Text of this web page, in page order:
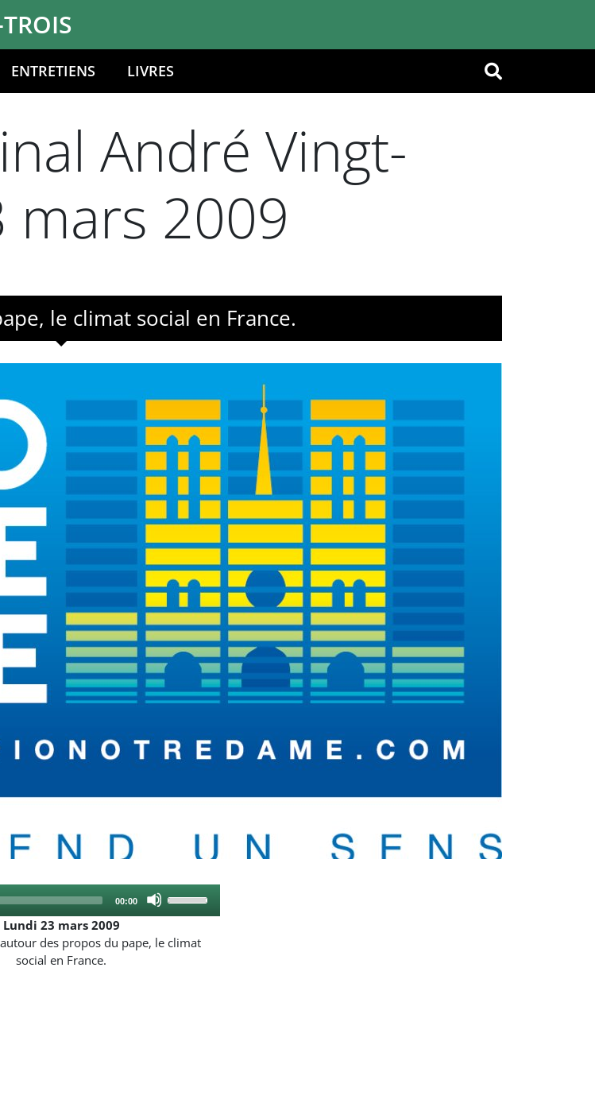
OK
ENTRETIENS LIVRES
André Vingt-
mars 2009
le climat social en France.
Audio
Total
00:00
keys
Lundi 23 mars 2009
des propos du pape, le climat
social en France.